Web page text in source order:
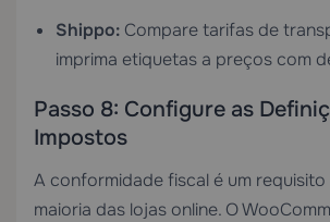
Shippo: Compare tarifas de
imprima etiquetas a preços com
Passo 8: Configure as
Impostos
A conformidade fiscal é um requisito
maioria das lojas online. O